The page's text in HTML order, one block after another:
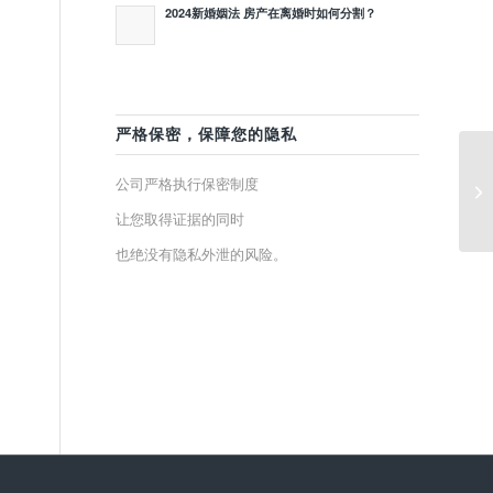
2024新婚姻法 房产在离婚时如何分割？
严格保密，保障您的隐私
公司严格执行保密制度
让您取得证据的同时
也绝没有隐私外泄的风险。